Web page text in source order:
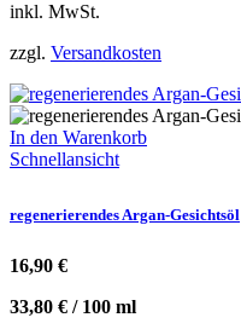
inkl. MwSt.
zzgl. Versandkosten
In den Warenkorb
Schnellansicht
regenerierendes Argan-Gesichtsöl
16,90 €
33,80 € / 100 ml